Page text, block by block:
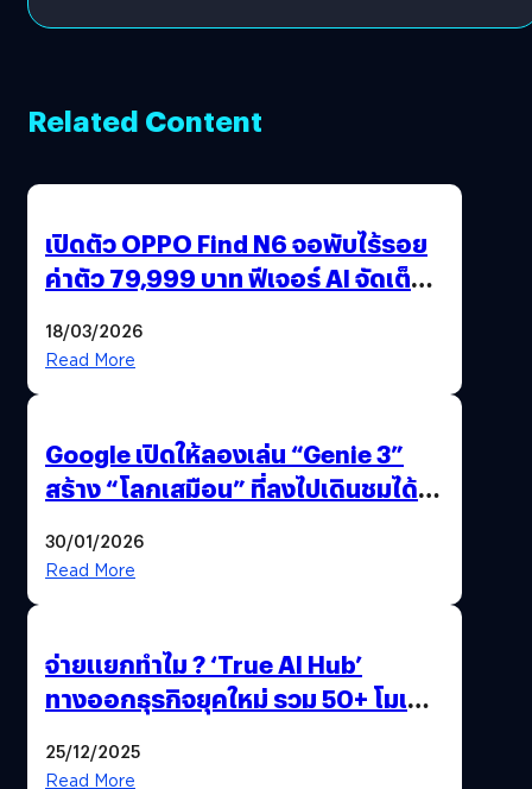
Related Content
เปิดตัว OPPO Find N6 จอพับไร้รอย
ค่าตัว 79,999 บาท ฟีเจอร์ AI จัดเต็ม
18/03/2026
Read More
Google เปิดให้ลองเล่น “Genie 3”
สร้าง “โลกเสมือน” ที่ลงไปเดินชมได้
30/01/2026
Read More
จ่ายแยกทำไม ? ‘True AI Hub’
ทางออกธุรกิจยุคใหม่ รวม 50+ โมเดล
25/12/2025
Read More